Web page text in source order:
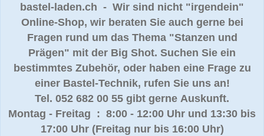
bastel-laden.ch - Wir sind nicht "irgendein"
Online-Shop, wir beraten Sie auch gerne bei
Fragen rund um das Thema "Stanzen und
Prägen" mit der Big Shot. Suchen Sie ein
bestimmtes Zubehör, oder haben eine Frage zu
einer Bastel-Technik, rufen Sie uns an!
Tel. 052 682 00 55 gibt gerne Auskunft.
Montag - Freitag : 8:00 - 12:00 Uhr und 13:30 bis
17:00 Uhr (Freitag nur bis 16:00 Uhr)